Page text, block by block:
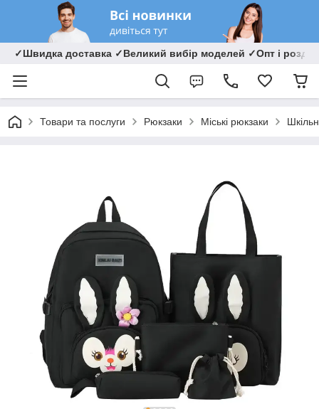
✓Швидка доставка ✓Великий вибір моделей ✓Опт і
Товари та послуги Рюкзаки Міські рюкзаки